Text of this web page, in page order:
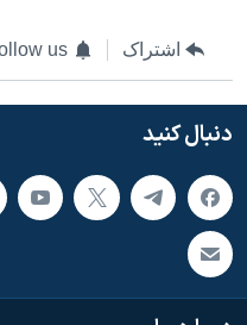
اشتراک us
دنبال کنید